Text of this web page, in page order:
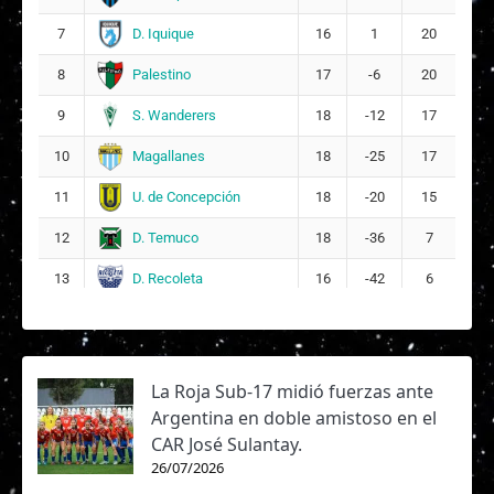
7 D. Iquique 16 1 20
8 Palestino 17 -6 20
9 S. Wanderers 18 -12 17
10 Magallanes 18 -25 17
11 U. de Concepción 18 -20 15
12 D. Temuco 18 -36 7
13 D. Recoleta 16 -42 6
La Roja Sub-17 midió fuerzas ante
Argentina en doble amistoso en el
CAR José Sulantay.
26/07/2026